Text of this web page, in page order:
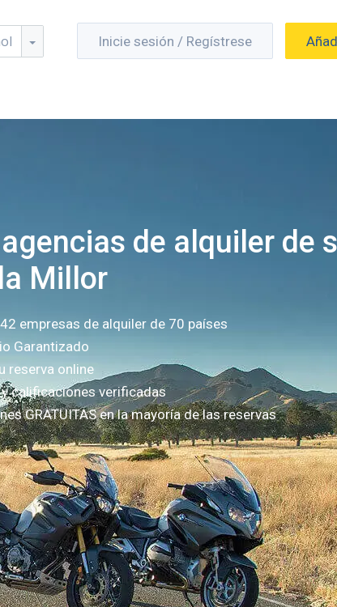
Inicie sesión / Regístrese
de alquiler de
Millor
empresas de alquiler de 70 países
Garantizado
reserva online
y calificaciones verificadas
GRATUITAS en la mayoría de las reservas